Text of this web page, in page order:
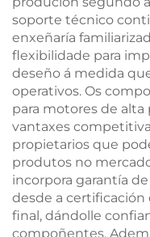
soporte técnico
enxeñaría
flexibilidade para
deseño á medida
operativos. Os
para motores de
vantaxes
propietarios que
produtos no
incorpora garantía
desde a certificación
final, dándolle
compoñentes.